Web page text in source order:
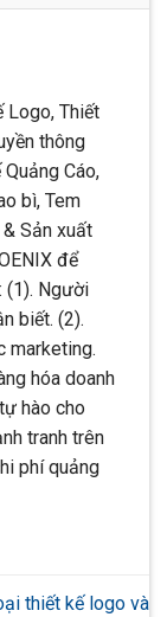
Logo, Thiết
thông
Cáo,
bì, Tem
Sản xuất
để
(1). Người
biết. (2).
marketing.
hóa doanh
hào cho
tranh trên
phí quảng
thiết kế logo và